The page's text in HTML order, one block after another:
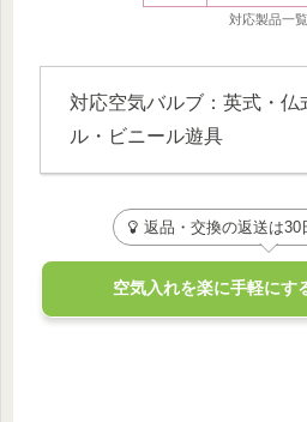
対応製品一覧
対応空気バルブ：英式・仏
ル・ビニール遊具
返品・交換の返送は30
空気入れを楽に手軽にす